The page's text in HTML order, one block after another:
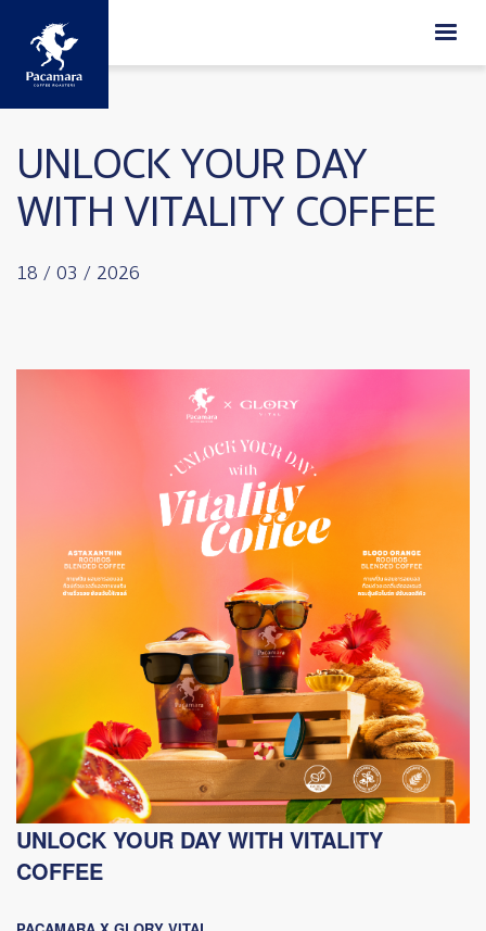
ข้ามไปยังเนื้อหาหลัก
UNLOCK YOUR DAY
WITH VITALITY COFFEE
18 / 03 / 2026
UNLOCK YOUR DAY WITH VITALITY
COFFEE